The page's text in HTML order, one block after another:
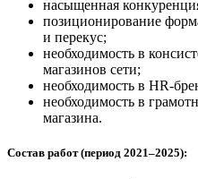
насыщенная
позиционирование
и перекус;
необходимость в
магазинов сети;
необходимость в HR-
необходимость в
магазина.
Состав работ (период 2021–2025):